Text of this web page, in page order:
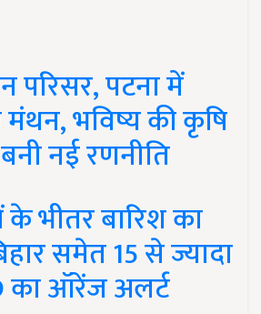
परिसर, पटना में
मंथन, भविष्य की कृषि
नई रणनीति
भीतर बारिश का
समेत 15 से ज्यादा
का ऑरेंज अलर्ट